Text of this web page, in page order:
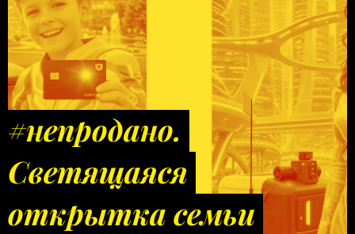
#непродано.
Светящаяся
открытка семьи